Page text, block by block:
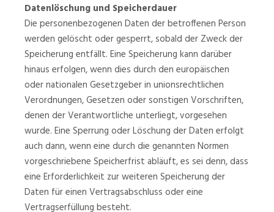
Datenlöschung und Speicherdauer
Die personenbezogenen Daten der betroffenen Person
werden gelöscht oder gesperrt, sobald der Zweck der
Speicherung entfällt. Eine Speicherung kann darüber
hinaus erfolgen, wenn dies durch den europäischen
oder nationalen Gesetzgeber in unionsrechtlichen
Verordnungen, Gesetzen oder sonstigen Vorschriften,
denen der Verantwortliche unterliegt, vorgesehen
wurde. Eine Sperrung oder Löschung der Daten erfolgt
auch dann, wenn eine durch die genannten Normen
vorgeschriebene Speicherfrist abläuft, es sei denn, dass
eine Erforderlichkeit zur weiteren Speicherung der
Daten für einen Vertragsabschluss oder eine
Vertragserfüllung besteht.